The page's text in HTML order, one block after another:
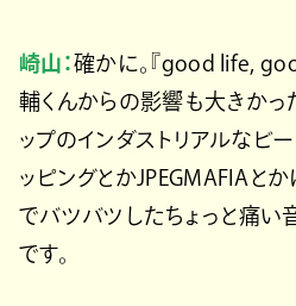
崎山：確かに。『good life,
輔くんからの影響も大きかっ
ップのインダストリアルなビー
ッピングとかJPEGMAFIAと
でバツバツしたちょっと痛い
です。